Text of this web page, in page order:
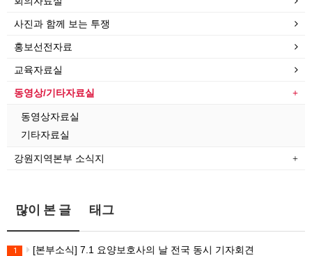
사진과 함께 보는 투쟁
홍보선전자료
교육자료실
동영상/기타자료실
동영상자료실
기타자료실
강원지역본부 소식지
많이 본 글 태그
1 [본부소식] 7.1 요양보호사의 날 전국 동시 기자회견